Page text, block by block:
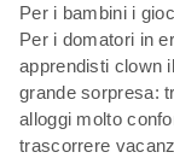
Per i bambini i
Per i domatori in
apprendisti clown
grande sorpresa:
alloggi molto
trascorrere